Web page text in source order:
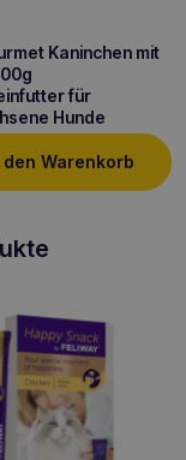
Kaninchen mit
für
Hunde
den Warenkorb